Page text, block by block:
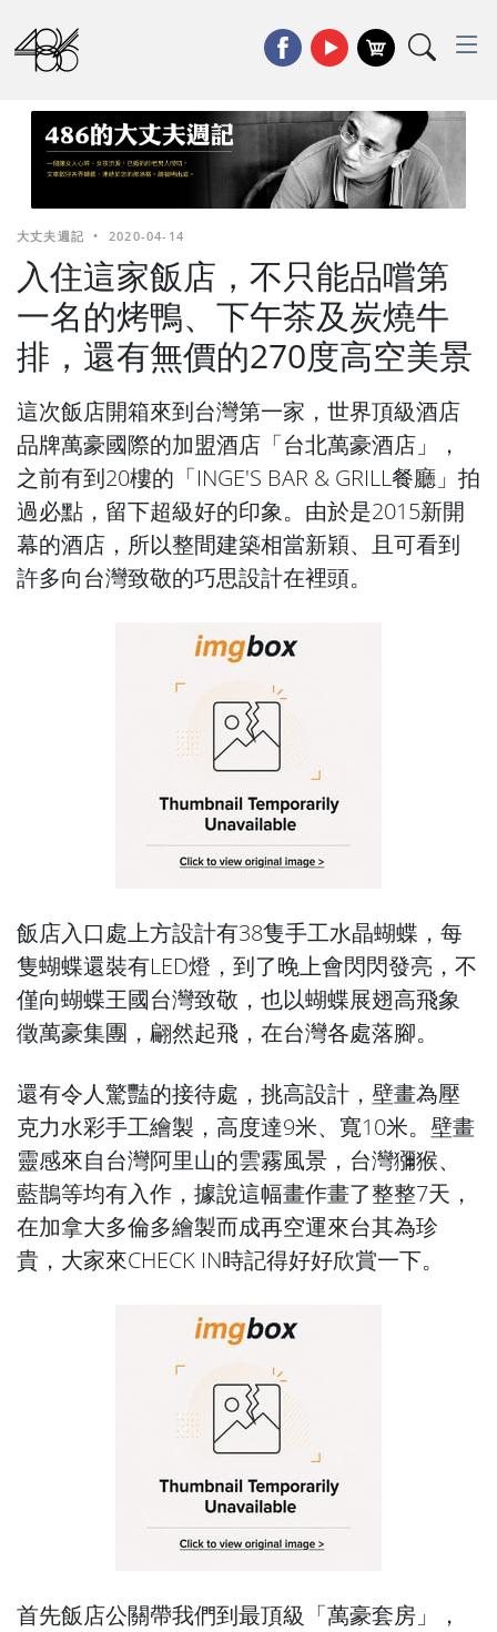
大丈夫週記 • 2020-04-14
入住這家飯店，不只能品嚐第
一名的烤鴨、下午茶及炭燒牛
排，還有無價的270度高空美景
這次飯店開箱來到台灣第一家，世界頂級酒店
品牌萬豪國際的加盟酒店「台北萬豪酒店」，
之前有到20樓的「INGE'S BAR & GRILL餐廳」拍
過必點，留下超級好的印象。由於是2015新開
幕的酒店，所以整間建築相當新穎、且可看到
許多向台灣致敬的巧思設計在裡頭。
飯店入口處上方設計有38隻手工水晶蝴蝶，每
隻蝴蝶還裝有LED燈，到了晚上會閃閃發亮，不
僅向蝴蝶王國台灣致敬，也以蝴蝶展翅高飛象
徵萬豪集團，翩然起飛，在台灣各處落腳。
還有令人驚豔的接待處，挑高設計，壁畫為壓
克力水彩手工繪製，高度達9米、寬10米。壁畫
靈感來自台灣阿里山的雲霧風景，台灣獼猴、
藍鵲等均有入作，據說這幅畫作畫了整整7天，
在加拿大多倫多繪製而成再空運來台其為珍
貴，大家來CHECK IN時記得好好欣賞一下。
首先飯店公關帶我們到最頂級「萬豪套房」，